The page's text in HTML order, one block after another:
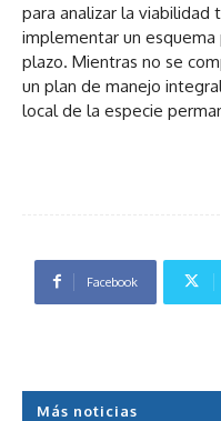
para analizar la viabilidad
implementar un
plazo. Mientras no se
un plan de manejo
local de la especie
Facebook
Más noticias